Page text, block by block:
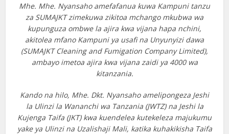
Mhe. Mhe. Nyansaho amefafanua kuwa Kampuni tanzu
za SUMAJKT zimekuwa zikitoa mchango mkubwa wa
kupunguza ombwe la ajira kwa vijana hapa nchini,
akitolea mfano Kampuni ya usafi na Unyunyizi dawa
(SUMAJKT Cleaning and Fumigation Company Limited),
ambayo imetoa ajira kwa vijana zaidi ya 4000 wa
kitanzania.
Kando na hilo, Mhe. Dkt. Nyansaho amelipongeza Jeshi
la Ulinzi la Wananchi wa Tanzania (JWTZ) na Jeshi la
Kujenga Taifa (JKT) kwa kuendelea kutekeleza majukumu
yake ya Ulinzi na Uzalishaji Mali, katika kuhakikisha Taifa